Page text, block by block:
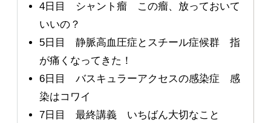
4日目 シャント瘤 この瘤、放っておいて
いいの？
5日目 静脈高血圧症とスチール症候群 指
が痛くなってきた！
6日目 バスキュラーアクセスの感染症 感
染はコワイ
7日目 最終講義 いちばん大切なこと